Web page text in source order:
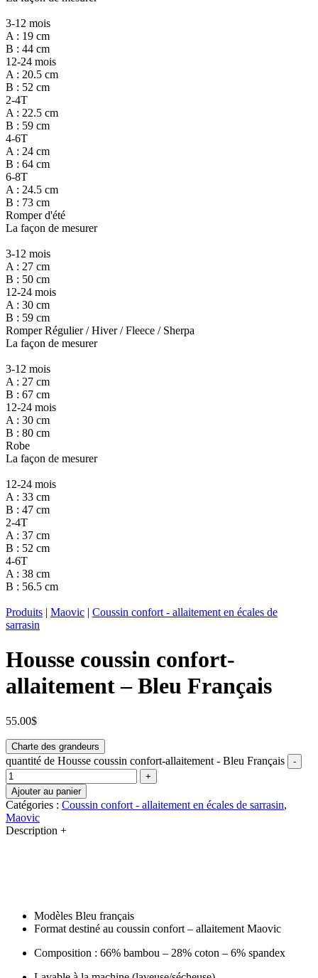
3-12 mois
A : 19 cm
B : 44 cm
12-24 mois
A : 20.5 cm
B : 52 cm
2-4T
A : 22.5 cm
B : 59 cm
4-6T
A : 24 cm
B : 64 cm
6-8T
A : 24.5 cm
B : 73 cm
Romper d'été
La façon de mesurer
3-12 mois
A : 27 cm
B : 50 cm
12-24 mois
A : 30 cm
B : 59 cm
Romper Régulier / Hiver / Fleece / Sherpa
La façon de mesurer
3-12 mois
A : 27 cm
B : 67 cm
12-24 mois
A : 30 cm
B : 80 cm
Robe
La façon de mesurer
12-24 mois
A : 33 cm
B : 47 cm
2-4T
A : 37 cm
B : 52 cm
4-6T
A : 38 cm
B : 56.5 cm
Produits | Maovic | Coussin confort - allaitement en écales de
sarrasin
Housse coussin confort-
allaitement – Bleu Français
55.00$
Charte des grandeurs
quantité de Housse coussin confort-allaitement - Bleu Français
-
+
Ajouter au panier
Catégories : Coussin confort - allaitement en écales de sarrasin,
Maovic
Description +
Modèles Bleu français
Format destiné au coussin confort – allaitement Maovic
Composition : 66% bambou – 28% coton – 6% spandex